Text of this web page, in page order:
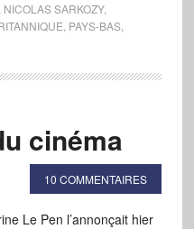
NICOLAS SARKOZY,
PAYS-BAS,
cinéma
10 COMMENTAIRES
Le Pen l’annonçait hier